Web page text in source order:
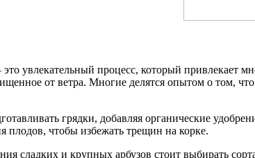
увлекательный процесс, который привлекает
от ветра. Многие делятся опытом о том,
грядки, добавляя органические
плодов, чтобы избежать трещин на корке.
сладких и крупных арбузов стоит выбирать